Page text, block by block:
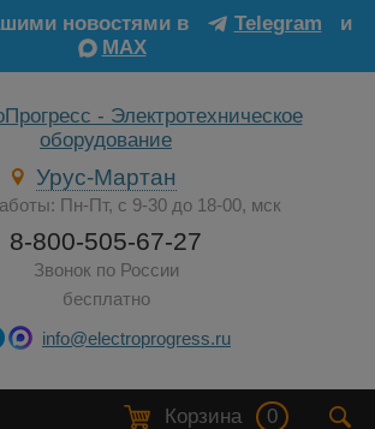
новостями в Telegram
и
MAX
Урус-Мартан
Пн-Пт, с 9-30 до 18-00, мск
8-800-505-67-27
Звонок по России
бесплатно
info@electroprogress.ru
Корзина 0